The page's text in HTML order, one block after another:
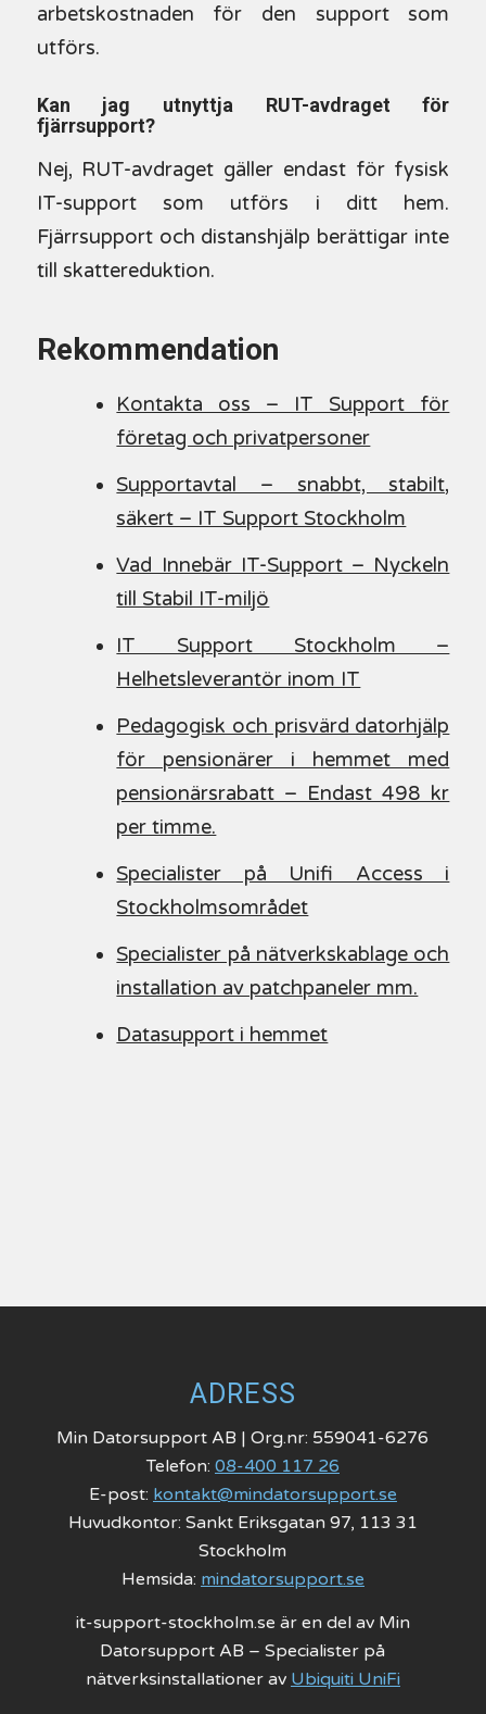
arbetskostnaden för den support som
utförs.
Kan jag utnyttja RUT-avdraget för
fjärrsupport?
Nej, RUT-avdraget gäller endast för fysisk
IT-support som utförs i ditt hem.
Fjärrsupport och distanshjälp berättigar inte
till skattereduktion.
Rekommendation
Kontakta oss – IT Support för
företag och privatpersoner
Supportavtal – snabbt, stabilt,
säkert – IT Support Stockholm
Vad Innebär IT-Support – Nyckeln
till Stabil IT-miljö
IT Support Stockholm –
Helhetsleverantör inom IT
Pedagogisk och prisvärd datorhjälp
för pensionärer i hemmet med
pensionärsrabatt – Endast 498 kr
per timme.
Specialister på Unifi Access i
Stockholmsområdet
Specialister på nätverkskablage och
installation av patchpaneler mm.
Datasupport i hemmet
ADRESS
Min Datorsupport AB | Org.nr: 559041-6276
Telefon: 08-400 117 26
E-post: kontakt@mindatorsupport.se
Huvudkontor: Sankt Eriksgatan 97, 113 31
Stockholm
Hemsida: mindatorsupport.se
it-support-stockholm.se är en del av Min
Datorsupport AB – Specialister på
nätverksinstallationer av Ubiquiti UniFi